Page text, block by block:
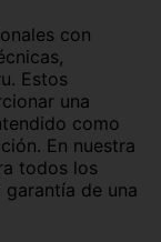
León
Lugo
Málaga
Murcia
con
Estos
una
como
En nuestra
todos los
de una